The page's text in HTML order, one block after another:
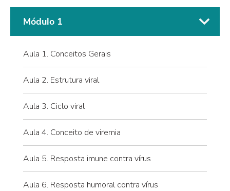
Módulo 1
Aula 1. Conceitos Gerais
Aula 2. Estrutura viral
Aula 3. Ciclo viral
Aula 4. Conceito de viremia
Aula 5. Resposta imune contra vírus
Aula 6. Resposta humoral contra vírus